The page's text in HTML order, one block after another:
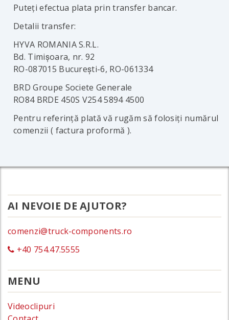
Puteţi efectua plata prin transfer bancar.
Detalii transfer:
HYVA ROMANIA S.R.L.
Bd. Timişoara, nr. 92
RO-087015 Bucureşti-6, RO-061334
BRD Groupe Societe Generale
RO84 BRDE 450S V254 5894 4500
Pentru referinţă plată vă rugăm să folosiţi numărul
comenzii ( factura proformă ).
AI NEVOIE DE AJUTOR?
comenzi@truck-components.ro
+40 754.47.5555
MENU
Videoclipuri